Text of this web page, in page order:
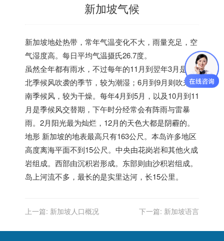
新加坡气候
新加坡地处热带，常年气温变化不大，雨量充足，空
气湿度高。每日平均气温摄氏26.7度。
虽然全年都有雨水，不过每年的11月到翌年3月是东
北季候风吹袭的季节，较为潮湿；6月到9月则吹来西
南季候风，较为干燥。每年4月到5月，以及10月到11
月是季候风交替期，下午时分经常会有阵雨与雷暴
雨。2月阳光最为灿烂，12月的天色大都是阴霾的。
地形 新加坡的地表最高只有163公尺。本岛许多地区
高度离海平面不到15公尺。中央由花岗岩和其他火成
岩组成。西部由沉积岩形成。东部则由沙积岩组成。
岛上河流不多，最长的是实里达河，长15公里。
上一篇: 新加坡人口概况 下一篇: 新加坡语言